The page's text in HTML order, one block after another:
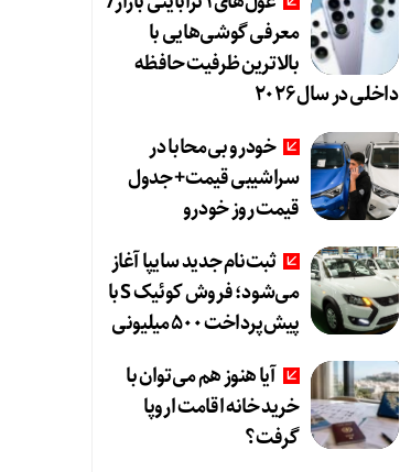
معرفی گوشی‌هایی با
بالاترین ظرفیت حافظه
داخلی در سال ۲۰۲۶
خودرو بی‌محابا در
سراشیبی قیمت+ جدول
قیمت روز خودرو
ثبت‌نام جدید سایپا آغاز
می‌شود؛ فروش کوئیک S با
پیش‌پرداخت ۵۰۰ میلیونی
آیا هنوز هم می‌توان با
خرید خانه اقامت اروپا
گرفت؟